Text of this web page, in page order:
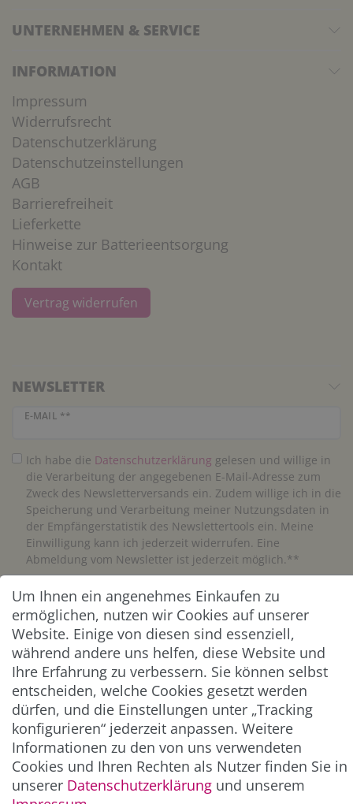
UNTERNEHMEN & SERVICE
INFORMATION
Impressum
Widerrufsrecht
Datenschutzerklärung
Datenschutzeinstellungen
AGB
Barrierefreiheit
Lieferkette
Hinweise zur Batterieentsorgung
Kontakt
Vertrag widerrufen
NEWSLETTER
E-MAIL **
Newsletter Honig
Ich habe die Daten­schutz­erklärung gelesen und willige in
die Verarbeitung der angegebenen E-Mail-Adresse zum
Zweck des Newsletterversands ein. Zudem willige ich in die
Speicherung und Verarbeitung meiner Nutzungsdaten in
der Empfängerstatistik des Newslettertools ein. Meine
Einwilligung kann ich jederzeit widerrufen. Eine
Abmeldung vom Newsletter ist jederzeit möglich.**
Abonnieren
** Hierbei handelt es sich um ein Pflichtfeld.
ZAHLUNG & VERSAND
Um Ihnen ein angenehmes Einkaufen zu
ermöglichen, nutzen wir Cookies auf unserer
Website. Einige von diesen sind essenziell,
während andere uns helfen, diese Website und
Ihre Erfahrung zu verbessern. Sie können selbst
entscheiden, welche Cookies gesetzt werden
dürfen, und die Einstellungen unter „Tracking
konfigurieren“ jederzeit anpassen. Weitere
Informationen zu den von uns verwendeten
Cookies und Ihren Rechten als Nutzer finden Sie in
unserer Daten­schutz­erklärung und unserem